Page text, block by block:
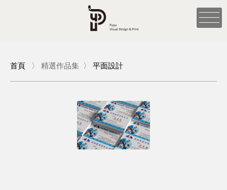
首頁 〉 精選作品集 〉 平面設計